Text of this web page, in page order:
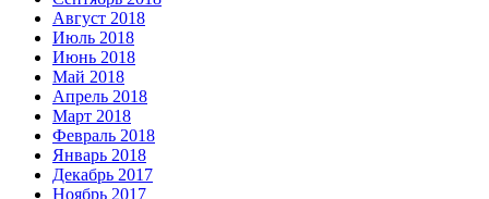
Август 2018
Июль 2018
Июнь 2018
Май 2018
Апрель 2018
Март 2018
Февраль 2018
Январь 2018
Декабрь 2017
Ноябрь 2017